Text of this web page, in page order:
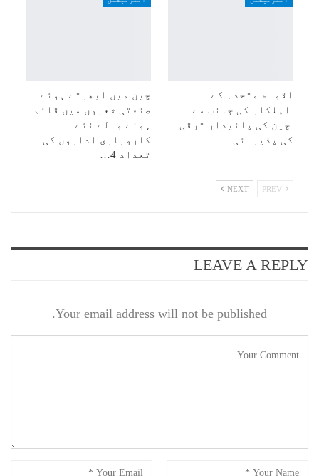
اقوام متحدہ کے
اہلکار کی جانب سے
چین کی پائیدار ترقی
کی پذیرائی
چین میں ابھرتے ہوئے
صنعتی شعبوں میں قائم
ہونے والے نئے
کاروباری اداروں کی
تعداد 4…
NEXT
LEAVE A REPLY
Your email address will not be published.